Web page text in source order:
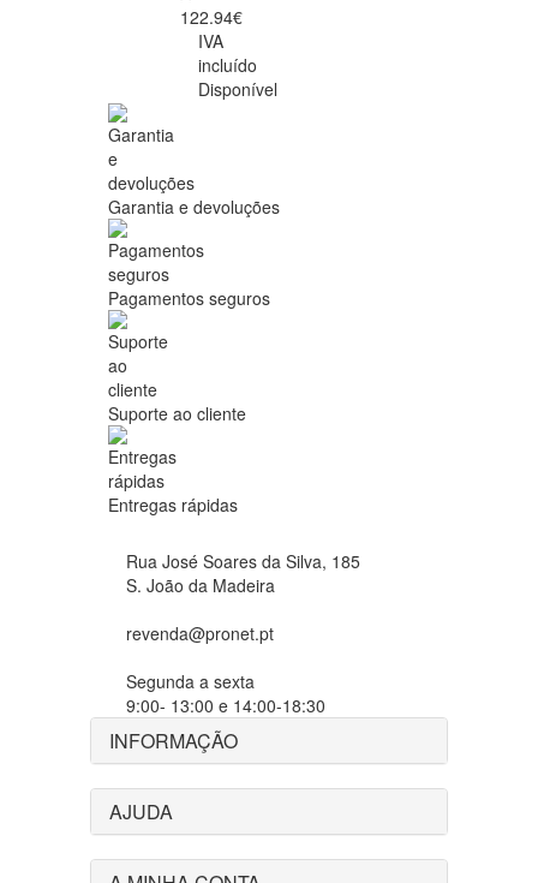
122.94€
IVA
incluído
Disponível
Garantia e devoluções
Pagamentos seguros
Suporte ao cliente
Entregas rápidas
Rua José Soares da Silva, 185
S. João da Madeira
revenda@pronet.pt
Segunda a sexta
9:00- 13:00 e 14:00-18:30
INFORMAÇÃO
AJUDA